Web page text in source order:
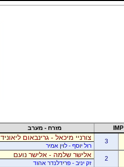
IMP מזרח - מערב
3
צורניי מיכאל - גרינבאום ליאוניד
רול יוסף - לוין אמיר
2
אלישר שלמה - אלישר נועם
זק יניב - פרידלנדר אהוד